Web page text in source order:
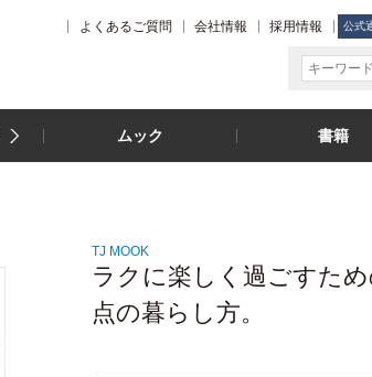
よくあるご質問 会社情報 採用情報 公式
ムック 書籍
TJ MOOK
ラクに楽しく過ごすた
点の暮らし方。